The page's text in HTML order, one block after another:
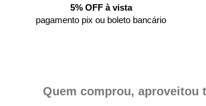
5% OFF à vista
pagamento pix ou boleto bancário
Quem comprou, aproveitou